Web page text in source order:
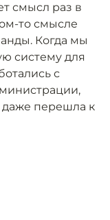
смысл раз в
то смысле
Когда мы
систему для
с
даже перешла к